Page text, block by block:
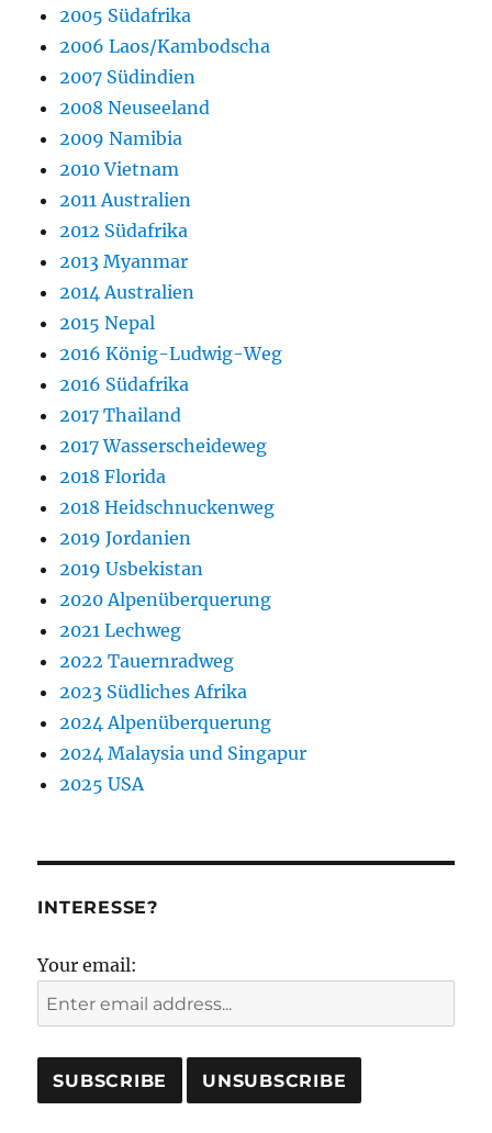
2005 Südafrika
2006 Laos/Kambodscha
2007 Südindien
2008 Neuseeland
2009 Namibia
2010 Vietnam
2011 Australien
2012 Südafrika
2013 Myanmar
2014 Australien
2015 Nepal
2016 König-Ludwig-Weg
2016 Südafrika
2017 Thailand
2017 Wasserscheideweg
2018 Florida
2018 Heidschnuckenweg
2019 Jordanien
2019 Usbekistan
2020 Alpenüberquerung
2021 Lechweg
2022 Tauernradweg
2023 Südliches Afrika
2024 Alpenüberquerung
2024 Malaysia und Singapur
2025 USA
INTERESSE?
Your email: